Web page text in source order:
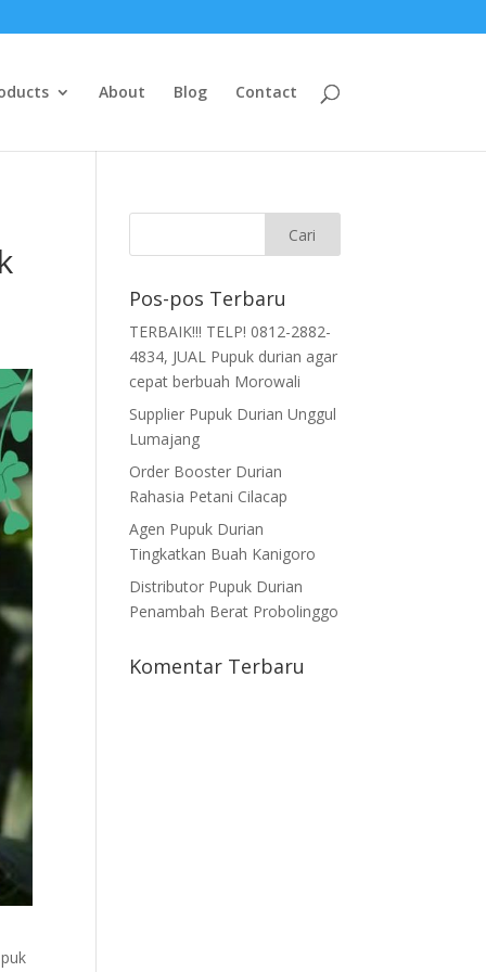
About Blog Contact
Pos-pos Terbaru
TERBAIK!!! TELP! 0812-2882-
4834, JUAL Pupuk durian agar
cepat berbuah Morowali
Supplier Pupuk Durian Unggul
Lumajang
Order Booster Durian
Rahasia Petani Cilacap
Agen Pupuk Durian
Tingkatkan Buah Kanigoro
Distributor Pupuk Durian
Penambah Berat Probolinggo
Komentar Terbaru